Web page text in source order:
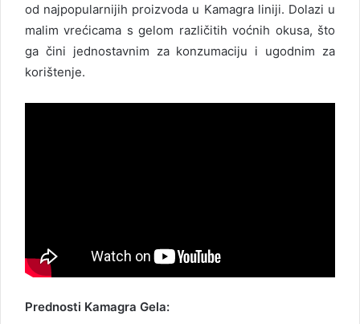
od najpopularnijih proizvoda u Kamagra liniji. Dolazi u
malim vrećicama s gelom različitih voćnih okusa, što
ga čini jednostavnim za konzumaciju i ugodnim za
korištenje.
Prednosti Kamagra Gela: